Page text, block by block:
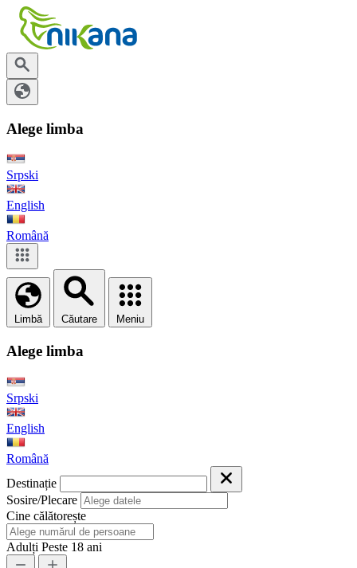
Alege limba
Srpski
English
Română
Limbă Căutare Meniu
Alege limba
Srpski
English
Română
Destinație
Sosire/Plecare
Cine călătorește
Adulți Peste 18 ani